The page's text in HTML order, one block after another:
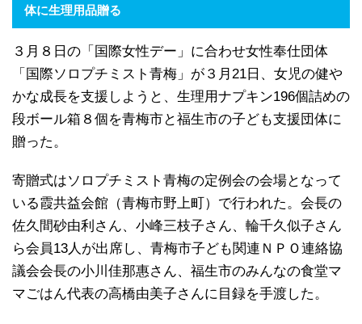
体に生理用品贈る
３月８日の「国際女性デー」に合わせ女性奉仕団体
「国際ソロプチミスト青梅」が３月21日、女児の健や
かな成長を支援しようと、生理用ナプキン196個詰めの
段ボール箱８個を青梅市と福生市の子ども支援団体に
贈った。
寄贈式はソロプチミスト青梅の定例会の会場となって
いる霞共益会館（青梅市野上町）で行われた。会長の
佐久間砂由利さん、小峰三枝子さん、輪千久似子さん
ら会員13人が出席し、青梅市子ども関連ＮＰＯ連絡協
議会会長の小川佳那惠さん、福生市のみんなの食堂マ
マごはん代表の高橋由美子さんに目録を手渡した。